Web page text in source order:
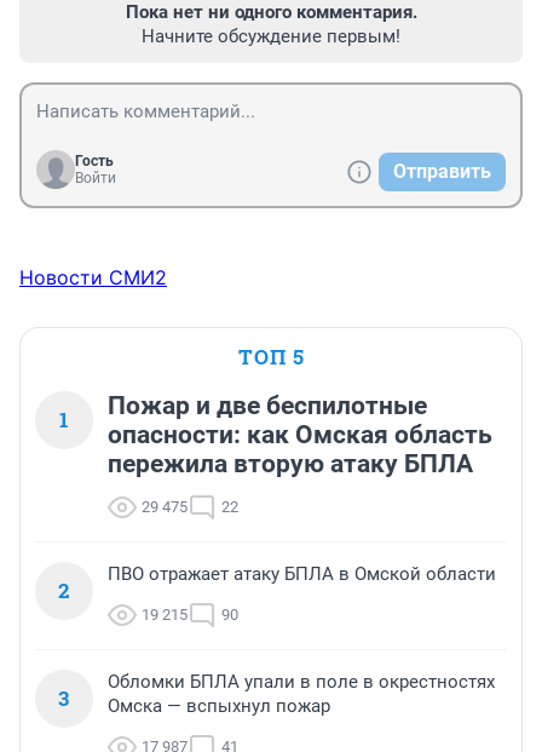
Пока нет ни одного комментария.
Начните обсуждение первым!
Гость
Войти
Отправить
Новости СМИ2
ТОП 5
1
Пожар и две беспилотные
опасности: как Омская область
пережила вторую атаку БПЛА
29 475 22
2
ПВО отражает атаку БПЛА в Омской области
19 215 90
3
Обломки БПЛА упали в поле в окрестностях
Омска — вспыхнул пожар
17 987 41